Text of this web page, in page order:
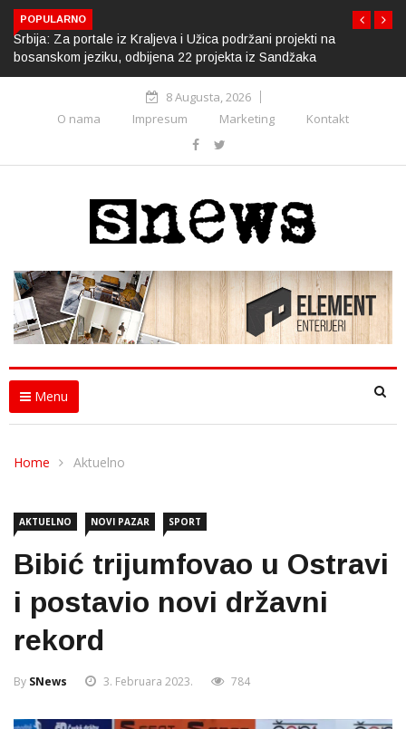
POPULARNO
Srbija: Za portale iz Kraljeva i Užica podržani projekti na
bosanskom jeziku, odbijena 22 projekta iz Sandžaka
8 Augusta, 2026
O nama
Impresum Marketing Kontakt
Menu
Home Aktuelno
AKTUELNO NOVI PAZAR SPORT
Bibić trijumfovao u Ostravi
i postavio novi državni
rekord
By SNews 3. Februara 2023. 784